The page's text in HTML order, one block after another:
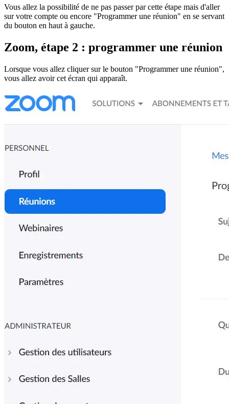
Vous allez la possibilité de ne pas passer par cette étape mais d'aller
sur votre compte ou encore "Programmer une réunion" en se servant
du bouton en haut à gauche.
Zoom, étape 2 : programmer une réunion
Lorsque vous allez cliquer sur le bouton "Programmer une réunion",
vous allez avoir cet écran qui apparaît.